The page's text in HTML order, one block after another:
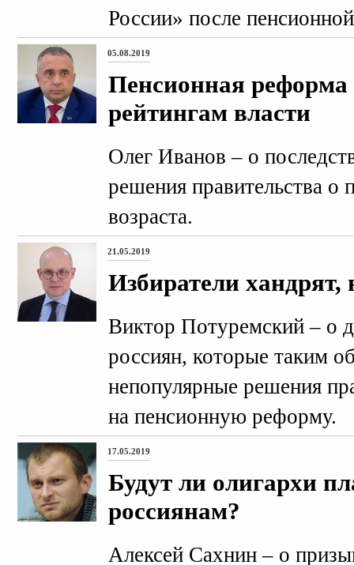
России» после
05.08.2019
Пенсионная реформа
рейтингам власти
Олег Иванов – о
решения правительства о
возраста.
21.05.2019
Избиратели хандрят,
Виктор Потуремский – о
россиян, которые таким
непопулярные решения
на пенсионную реформу.
17.05.2019
Будут ли олигархи
россиянам?
Алексей Сахнин – о